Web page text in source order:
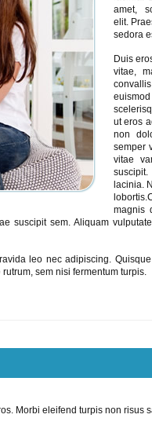
amet,
elit.
sedora
Duis
vitae,
ut eros
non
semper
vitae
lacinia.
magnis
suscipit sem. Aliquam
leo nec adipiscing.
sem nisi fermentum turpis.
Morbi eleifend turpis non risus